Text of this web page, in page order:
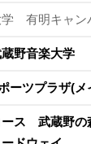
学 有明キャン
野音楽大学
ーツプラザ(メ
ース 武蔵野の